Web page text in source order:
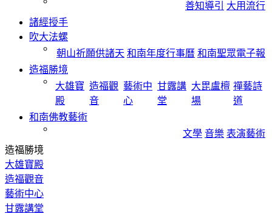
善知導引
大用流行
諸經授手
吹大法螺
朝山祈願供諸天 和南年度行事曆 和南聖眾電子報
造福勝境
大雄寶
殿
造福觀
音
藝術中
心
甘露講
堂
大毘盧檀
場
禪藝詩
道
和南佛教藝術
文學 音樂 表演藝術
造福勝境
大雄寶殿
造福觀音
藝術中心
甘露講堂